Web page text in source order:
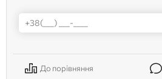
До порівняння